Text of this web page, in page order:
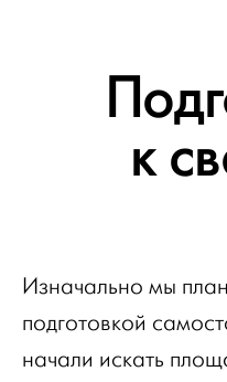
к
Изначально мы
подготовкой
начали искать